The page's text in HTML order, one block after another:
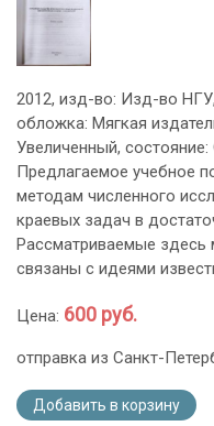
2012, изд-во: Изд-во
обложка: Мягкая
Увеличенный,
Предлагаемое учебное
методам численного
краевых задач в
Рассматриваемые здесь
связаны с идеями
Цена: 600 руб.
отправка из Санкт-
Добавить в корзину